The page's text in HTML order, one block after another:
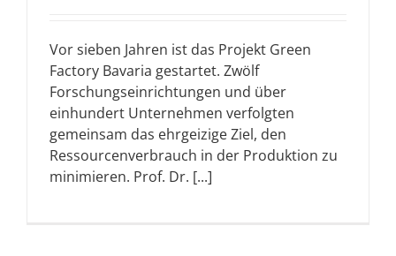
Vor sieben Jahren ist das Projekt Green
Factory Bavaria gestartet. Zwölf
Forschungseinrichtungen und über
einhundert Unternehmen verfolgten
gemeinsam das ehrgeizige Ziel, den
Ressourcenverbrauch in der Produktion zu
minimieren. Prof. Dr. [...]